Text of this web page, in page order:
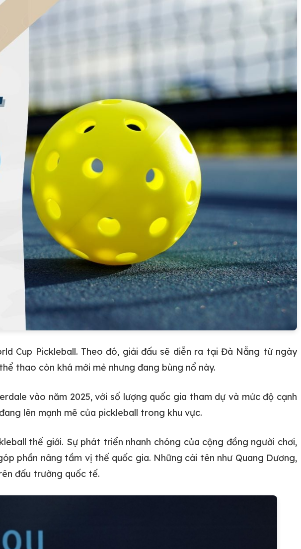
Cup Pickleball. Theo đó, giải đấu sẽ diễn ra tại Đà Nẵng từ ngày
thao còn khá mới mẻ nhưng đang bùng nổ này.
vào năm 2025, với số lượng quốc gia tham dự và mức độ cạnh
lên mạnh mẽ của pickleball trong khu vực.
thế giới. Sự phát triển nhanh chóng của cộng đồng người chơi,
phần nâng tầm vị thế quốc gia. Những cái tên như Quang Dương,
đấu trường quốc tế.